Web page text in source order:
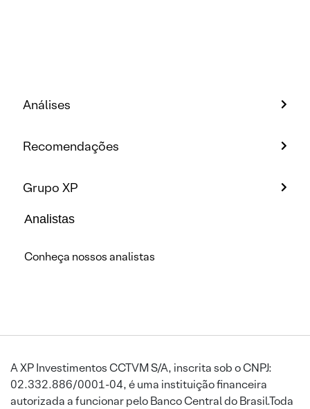
Análises
Recomendações
Grupo XP
Analistas
Conheça nossos analistas
A XP Investimentos CCTVM S/A, inscrita sob o CNPJ:
02.332.886/0001-04, é uma instituição financeira
autorizada a funcionar pelo Banco Central do Brasil.Toda